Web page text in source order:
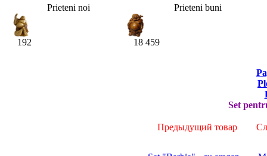
Prieteni noi
192
Prieteni buni
18 459
Set
Предыдущий товар